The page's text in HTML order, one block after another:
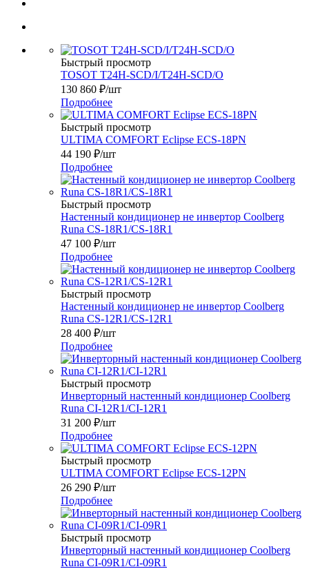
Быстрый просмотр
TOSOT T24H-SCD/I/T24H-SCD/O
130 860 ₽/шт
Подробнее
Быстрый просмотр
ULTIMA COMFORT Eclipse ECS-18PN
44 190 ₽/шт
Подробнее
Быстрый просмотр
Настенный кондиционер не инвертор Coolberg
Runa CS-18R1/CS-18R1
47 100 ₽/шт
Подробнее
Быстрый просмотр
Настенный кондиционер не инвертор Coolberg
Runa CS-12R1/CS-12R1
28 400 ₽/шт
Подробнее
Быстрый просмотр
Инверторный настенный кондиционер Coolberg
Runa CI-12R1/CI-12R1
31 200 ₽/шт
Подробнее
Быстрый просмотр
ULTIMA COMFORT Eclipse ECS-12PN
26 290 ₽/шт
Подробнее
Быстрый просмотр
Инверторный настенный кондиционер Coolberg
Runa CI-09R1/CI-09R1